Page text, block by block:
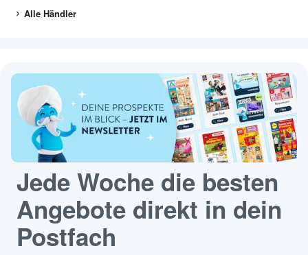
Alle Händler
Jede Woche die besten
Angebote direkt in dein
Postfach